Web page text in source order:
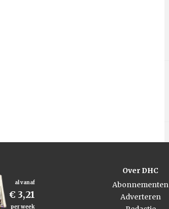
al vanaf
€ 3,21
per week
Over DHC
Abonnementen
Adverteren